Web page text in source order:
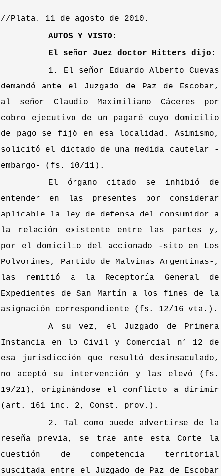
//Plata, 11 de agosto de 2010.
AUTOS Y VISTO:
El señor Juez doctor Hitters dijo:
1. El señor Eduardo Alberto Cuevas
demandó ante el Juzgado de Paz de Escobar,
al señor Claudio Maximiliano Cáceres por
cobro ejecutivo de un pagaré cuyo domicilio
de pago se fijó en esa localidad. Asimismo,
solicitó el dictado de una medida cautelar -
embargo- (fs. 10/11).
El órgano citado se inhibió de
entender en las presentes por considerar
aplicable la ley de defensa del consumidor a
la relación existente entre las partes y,
por el domicilio del accionado -sito en Los
Polvorines, Partido de Malvinas Argentinas-,
las remitió a la Receptoría General de
Expedientes de San Martín a los fines de la
asignación correspondiente (fs. 12/16 vta.).
A su vez, el Juzgado de Primera
Instancia en lo Civil y Comercial n° 12 de
esa jurisdicción que resultó desinsaculado,
no aceptó su intervención y las elevó (fs.
19/21), originándose el conflicto a dirimir
(art. 161 inc. 2, Const. prov.).
2. Tal como puede advertirse de la
reseña previa, se trae ante esta Corte la
cuestión de competencia territorial
suscitada entre el Juzgado de Paz de Escobar